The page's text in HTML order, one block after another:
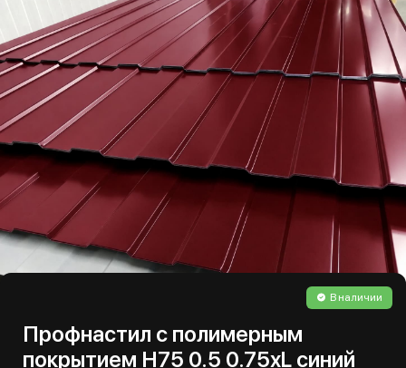
В наличии
Профнастил с полимерным
покрытием Н75 0.5 0.75хL синий